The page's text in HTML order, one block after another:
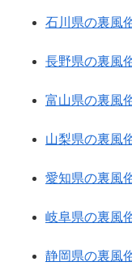
石川県の裏風
長野県の裏風
富山県の裏風
山梨県の裏風
愛知県の裏風
岐阜県の裏風
静岡県の裏風